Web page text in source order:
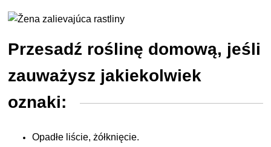
Przesadź roślinę domową, jeśli
zauważysz jakiekolwiek
oznaki:
Opadłe liście, żółknięcie.